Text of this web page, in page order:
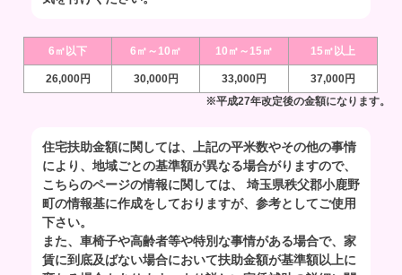
6㎡以下 6㎡～10㎡ 10㎡～15㎡ 15㎡以上
26,000円 30,000円 33,000円
37,000円
※平成27年改定後の金額になります。
住宅扶助金額に関しては、上記の平米数やその他の事情
により、地域ごとの基準額が異なる場合がりますので、
こちらのページの情報に関しては、 埼玉県秩父郡小鹿野
町の情報基に作成をしておりますが、参考としてご使用
下さい。
また、車椅子や高齢者等や特別な事情がある場合で、家
賃に到底及ばない場合において扶助金額が基準額以上に